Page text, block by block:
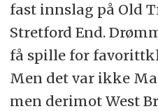
fast innslag på Old
Stretford End.
få spille for
Men det var ikke
men derimot West